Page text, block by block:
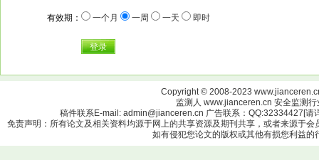
有效期： 一个月 一周 一天 即时
登录
Copyright © 2008-2023
监测人 www.jianceren.cn 安全监测
稿件联系E-mail: admin@jianceren.cn 广告联系：QQ:32334427[
免责声明：所有论文及相关资料均源于网上的共享资源及期刊共享，或者来源于
如有侵犯您论文的版权或其他有损您利益的